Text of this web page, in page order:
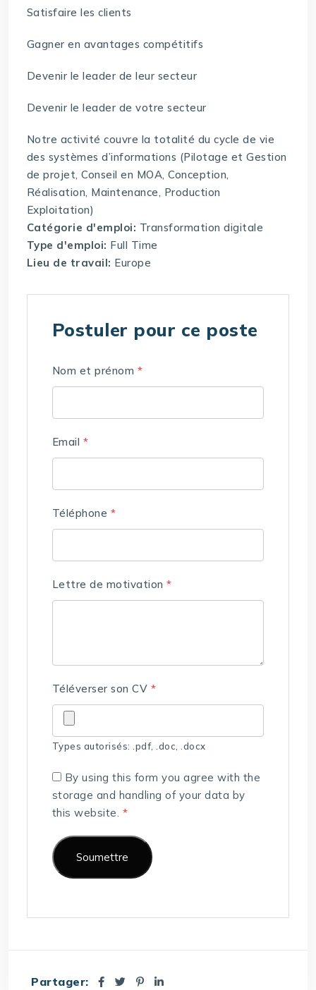
Satisfaire les clients
Gagner en avantages compétitifs
Devenir le leader de leur secteur
Devenir le leader de votre secteur
Notre activité couvre la totalité du cycle de vie
des systèmes d’informations (Pilotage et Gestion
de projet, Conseil en MOA, Conception,
Réalisation, Maintenance, Production
Exploitation)
Catégorie d'emploi: Transformation digitale
Type d'emploi: Full Time
Lieu de travail: Europe
Postuler pour ce poste
Nom et prénom *
Email *
Téléphone *
Lettre de motivation*
Téléverser son CV *
Types autorisés: .pdf, .doc, .docx
By using this form you agree with the
storage and handling of your data by
this website. *
Partager: